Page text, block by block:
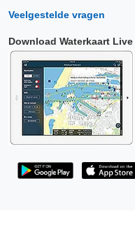
Veelgestelde vragen
Download Waterkaart Live